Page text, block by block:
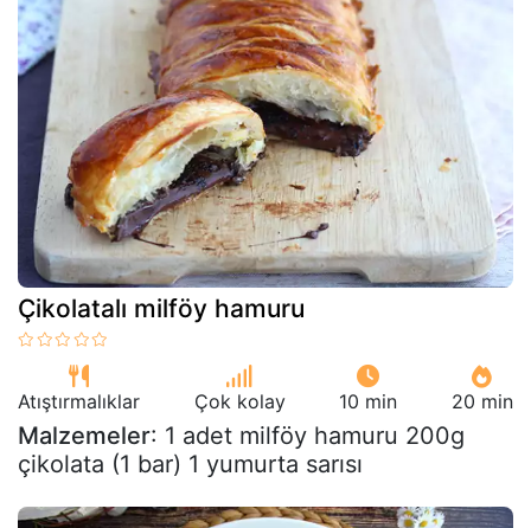
Çikolatalı milföy hamuru
Atıştırmalıklar Çok kolay 10 min 20 min
Malzemeler: 1 adet milföy hamuru 200g
çikolata (1 bar) 1 yumurta sarısı